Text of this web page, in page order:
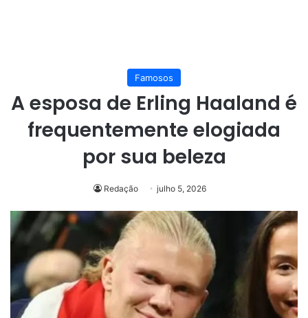
Famosos
A esposa de Erling Haaland é
frequentemente elogiada
por sua beleza
Redação julho 5, 2026